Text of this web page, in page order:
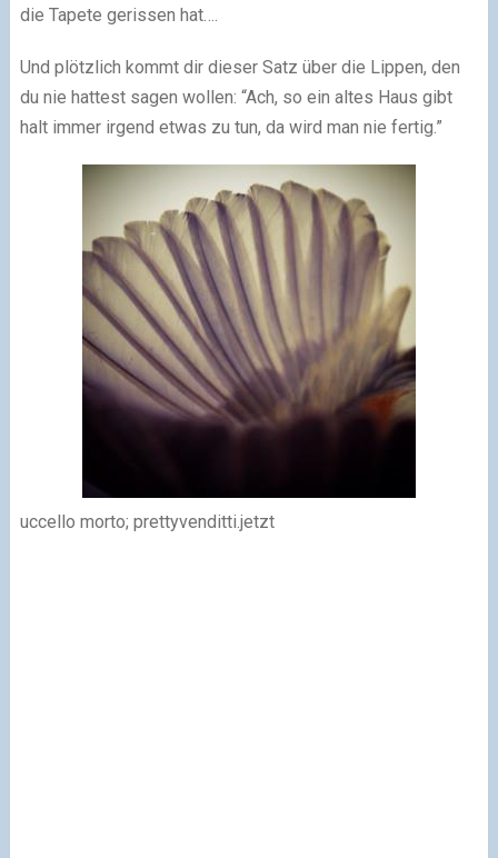
die Tapete gerissen hat….
Und plötzlich kommt dir dieser Satz über die Lippen, den
du nie hattest sagen wollen: “Ach, so ein altes Haus gibt
halt immer irgend etwas zu tun, da wird man nie fertig.”
uccello morto; prettyvenditti.jetzt